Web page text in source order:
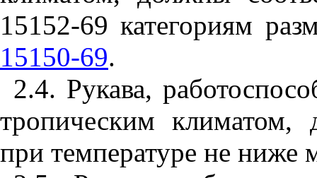
15152-69 категориям
15150-69.
2.4. Рукава,
тропическим
при температуре не ниже